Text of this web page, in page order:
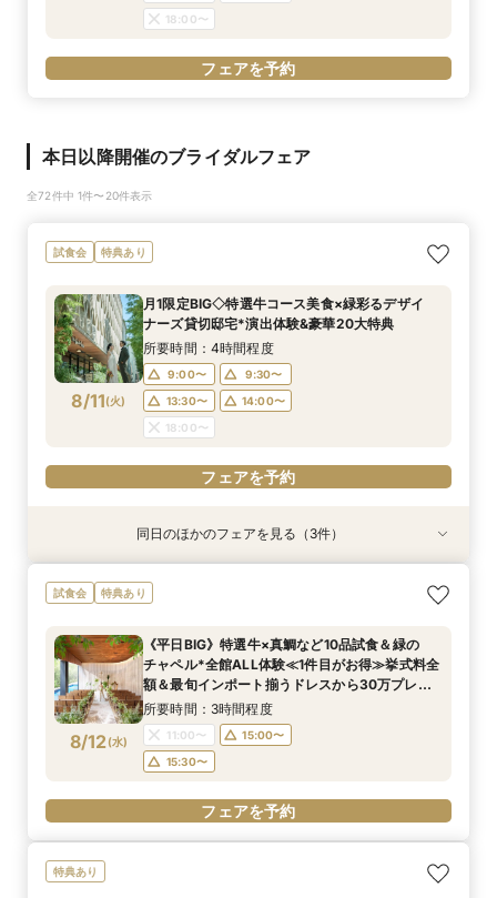
18:00〜
フェアを予約
本日以降開催のブライダルフェア
全72件中 1件〜20件表示
試食会 特典あり
8/11(火)
月1限定BIG◇特選牛コース美食×緑彩るデザイ
ナーズ貸切邸宅*演出体験&豪華20大特典
所要時間：4時間程度
9:00〜
9:30〜
13:30〜
14:00〜
18:00〜
フェアを予約
特典あり
8/11(火)
【料理重視の方に大好評】特選牛や真鯛の贅沢試
食＆自然光*緑溢れるチャペル体験《ギフト券2
所要時間：4時間程度
9:00〜
9:30〜
13:30〜
14:00〜
フェアを予約
8/11(火)
【自宅・スマホでオンライン相談会】Webで会場
見学&お気軽相談◆後日使える豪華試食&レスト
所要時間：40分程度
11:00〜
13:00〜
14:00〜
15:00〜
17:00〜
特典あり
8/11(火)
【90分クイック相談】まずは情報収集◎デザイ
ナーズ邸宅ゆっくり内覧＆不安解消*なんでも相
所要時間：1時間30分程度
9:00〜
9:30〜
14:00〜
14:30〜
フェアを予約
同日のほかのフェアを見る（3件）
試食会 特典あり
8/12(水)
《平日BIG》特選牛×真鯛など10品試食＆緑の
チャペル*全館ALL体験≪1件目がお得≫挙式料全
額＆最旬インポート揃うドレスから30万プレゼ
ント
所要時間：3時間程度
11:00〜
15:00〜
15:30〜
フェアを予約
特典あり